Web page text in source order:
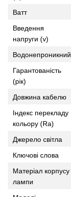
Ватт
Введення
напруги (v)
Водонепроникний
Гарантованість
(рік)
Довжина кабелю
Індекс перекладу
кольору (Ra)
Джерело світла
Ключові слова
Матеріал корпусу
лампи